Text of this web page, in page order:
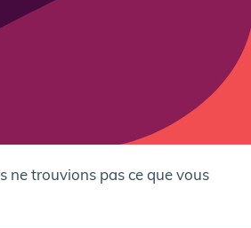
ne trouvions pas ce que vous